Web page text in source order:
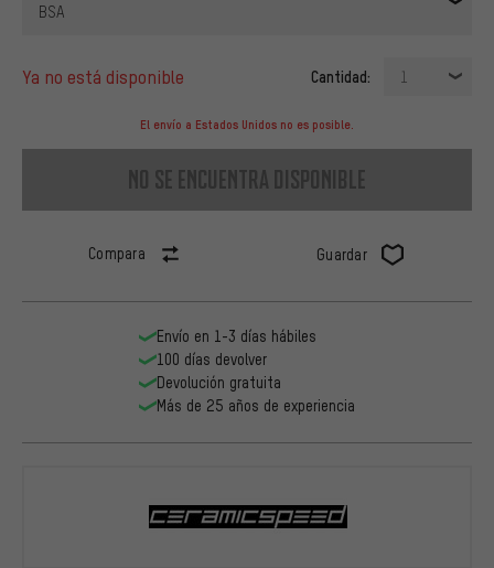
BSA
ya no está disponible Cantidad: 1
El envío a Estados Unidos no es posible.
no se encuentra disponible
Compara Guardar
Envío en 1-3 días hábiles
100 días devolver
Devolución gratuita
Más de 25 años de experiencia